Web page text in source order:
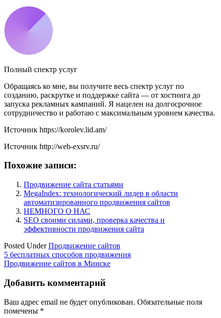
Полный спектр услуг
Обращаясь ко мне, вы получите весь спектр услуг по
созданию, раскрутке и поддержке сайта — от хостинга до
запуска рекламных кампаний. Я нацелен на долгосрочное
сотрудничество и работаю с максимальным уровнем качества.
Источник https://korolev.lid.am/
Источник http://web-exsrv.ru/
Похожие записи:
Продвижение сайта статьями
MegaIndex: технологический лидер в области
автоматизированного продвижения сайтов
НЕМНОГО О НАС
SEO своими силами, проверка качества и
эффективности продвижения сайта
Posted UnderПродвижение сайтов
Навигация
по
записям
5 бесплатных способов продвижения
Продвижение сайтов в Минске
Добавить комментарий
Ваш адрес email не будет опубликован. Обязательные поля
помечены *